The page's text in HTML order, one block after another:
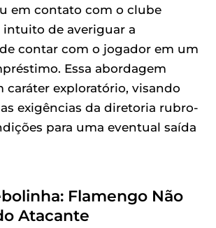
em contato com o clube
intuito de averiguar a
contar com o jogador em um
Essa abordagem
caráter exploratório, visando
exigências da diretoria rubro-
para uma eventual saída
Flamengo Não
Atacante